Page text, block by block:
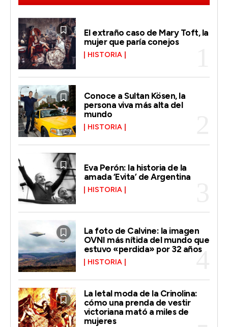
El extraño caso de Mary Toft, la
mujer que paría conejos
HISTORIA
Conoce a Sultan Kösen, la
persona viva más alta del
mundo
HISTORIA
Eva Perón: la historia de la
amada ‘Evita’ de Argentina
HISTORIA
La foto de Calvine: la imagen
OVNI más nítida del mundo que
estuvo «perdida» por 32 años
HISTORIA
La letal moda de la Crinolina:
cómo una prenda de vestir
victoriana mató a miles de
mujeres